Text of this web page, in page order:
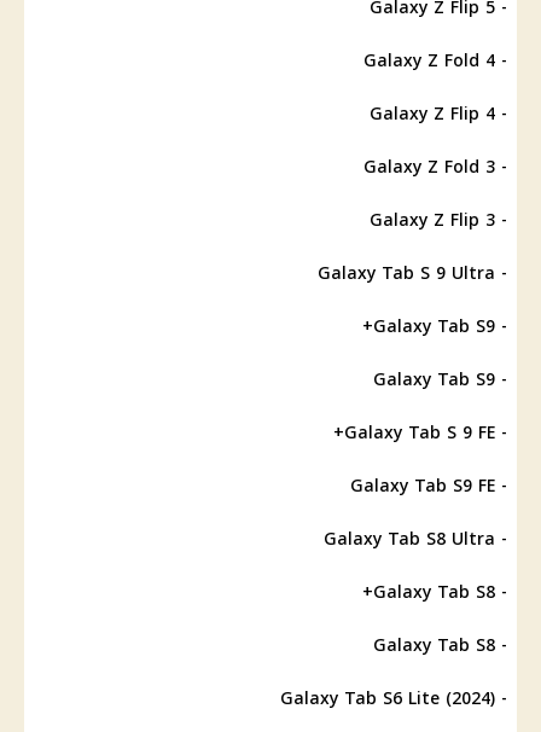
- Galaxy Z Flip 5
- Galaxy Z Fold 4
- Galaxy Z Flip 4
- Galaxy Z Fold 3
- Galaxy Z Flip 3
- Galaxy Tab S 9 Ultra
- Galaxy Tab S9+
- Galaxy Tab S9
- Galaxy Tab S 9 FE+
- Galaxy Tab S9 FE
- Galaxy Tab S8 Ultra
- Galaxy Tab S8+
- Galaxy Tab S8
- Galaxy Tab S6 Lite (2024)